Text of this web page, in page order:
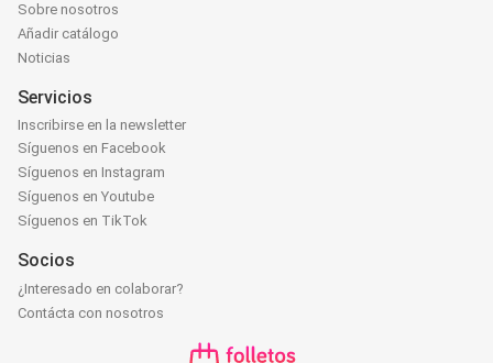
Sobre nosotros
Añadir catálogo
Noticias
Servicios
Inscribirse en la newsletter
Síguenos en Facebook
Síguenos en Instagram
Síguenos en Youtube
Síguenos en TikTok
Socios
¿Interesado en colaborar?
Contácta con nosotros